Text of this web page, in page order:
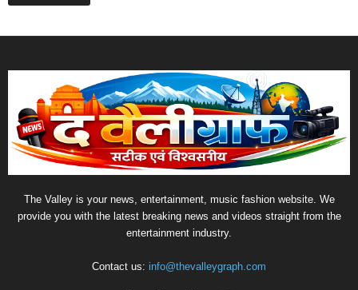
The Valley is your news, entertainment, music fashion website. We
provide you with the latest breaking news and videos straight from the
entertainment industry.
Contact us: info@thevalleygraph.com